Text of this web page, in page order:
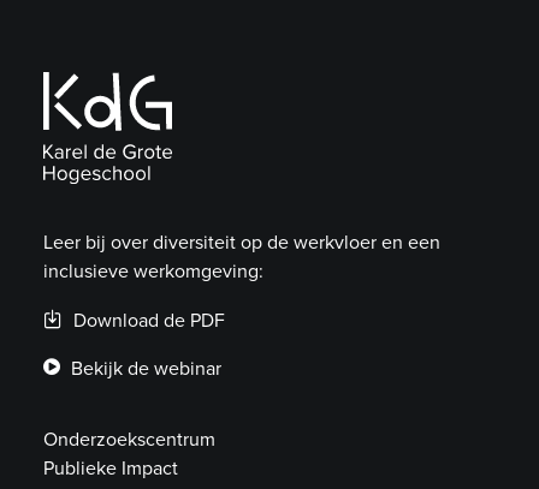
Leer bij over diversiteit op de werkvloer en een
inclusieve werkomgeving:
Download de PDF
Bekijk de webinar
Onderzoekscentrum
Publieke Impact